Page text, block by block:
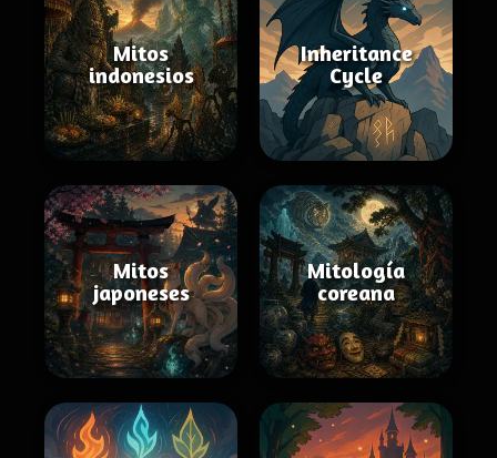
Mitos
indonesios
Inheritance
Cycle
Mitos
japoneses
Mitología
coreana